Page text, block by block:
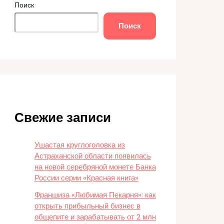
Поиск
Поиск
Свежие записи
Ушастая круглоголовка из
Астраханской области появилась
на новой серебряной монете Банка
России серии «Красная книга»
Франшиза «Любимая Пекарня»: как
открыть прибыльный бизнес в
общепите и зарабатывать от 2 млн